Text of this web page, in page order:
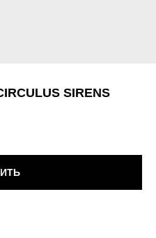
SIRENS